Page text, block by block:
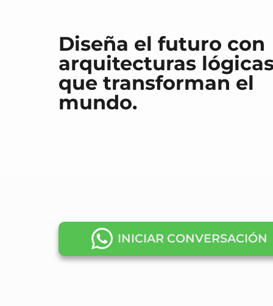
Diseña el futuro con
arquitecturas
que transforman el
mundo.
INICIAR CONVERSACIÓN